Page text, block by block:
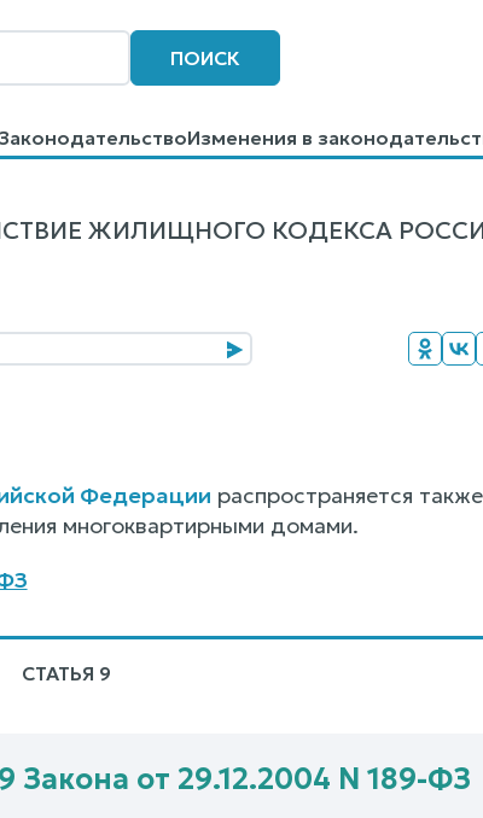
ПОИСК
Изменения в
ЖИЛИЩНОГО КОДЕКСА
Федерации распространяется
многоквартирными домами.
СТАТЬЯ 9
Закона от 29.12.2004 N 189-ФЗ